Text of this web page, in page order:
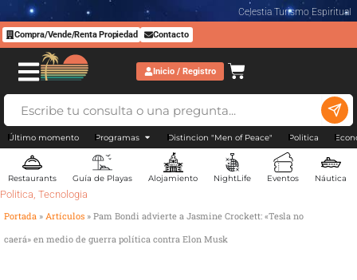
Celestia Turismo Espiritual
Compra/Vende/Renta Propiedad Contacto
Inicio / Registro
Último momento Programas Distincion "Men of Peace" Politica
Restaurants Guía de Playas Alojamiento NightLife Eventos Náutica
Politica, Tecnologia
Portada » Artículos » Pam Bondi advierte a Jasmine Crockett: «Tesla no
caerá» en medio de guerra política contra Elon Musk